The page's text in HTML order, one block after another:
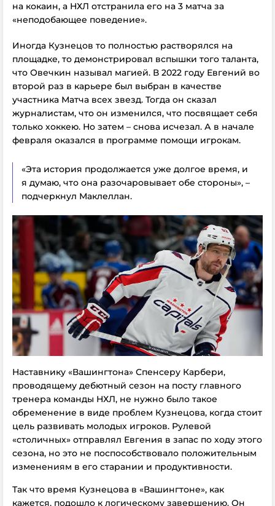
на кокаин, а НХЛ отстранила его на 3 матча за
«неподобающее поведение».
Иногда Кузнецов то полностью растворялся на
площадке, то демонстрировал вспышки того таланта,
что Овечкин называл магией. В 2022 году Евгений во
второй раз в карьере был выбран в качестве
участника Матча всех звезд. Тогда он сказал
журналистам, что он изменился, что посвящает себя
только хоккею. Но затем – снова исчезал. А в начале
февраля оказался в программе помощи игрокам.
«Эта история продолжается уже долгое время, и
я думаю, что она разочаровывает обе стороны», –
подчеркнул Маклеллан.
Наставнику «Вашингтона» Спенсеру Карбери,
проводящему дебютный сезон на посту главного
тренера команды НХЛ, не нужно было такое
обременение в виде проблем Кузнецова, когда стоит
цель развивать молодых игроков. Рулевой
«столичных» отправлял Евгения в запас по ходу этого
сезона, но это не поспособствовало положительным
изменениям в его старании и продуктивности.
Так что время Кузнецова в «Вашингтоне», как
кажется, подошло к логическому завершению. Он